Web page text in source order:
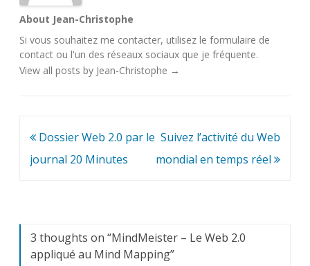
About Jean-Christophe
Si vous souhaitez me contacter, utilisez le formulaire de
contact ou l'un des réseaux sociaux que je fréquente.
View all posts by Jean-Christophe →
Navigation
de
Dossier Web 2.0 par le
journal 20 Minutes
Suivez l’activité du Web
mondial en temps réel
3 thoughts on “MindMeister – Le Web 2.0
appliqué au Mind Mapping”